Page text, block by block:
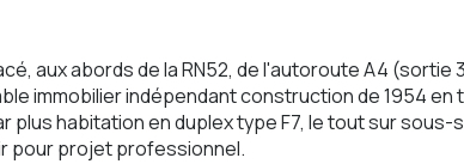
aux abords de la RN52, de l'autoroute A4 (sortie
immobilier indépendant construction de 1954
habitation en duplex type F7, le tout sur sous-
pour projet professionnel.